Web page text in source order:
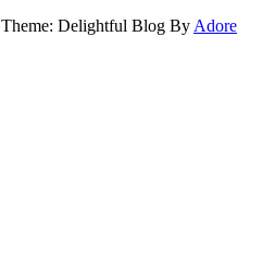
Theme: Delightful Blog By Adore